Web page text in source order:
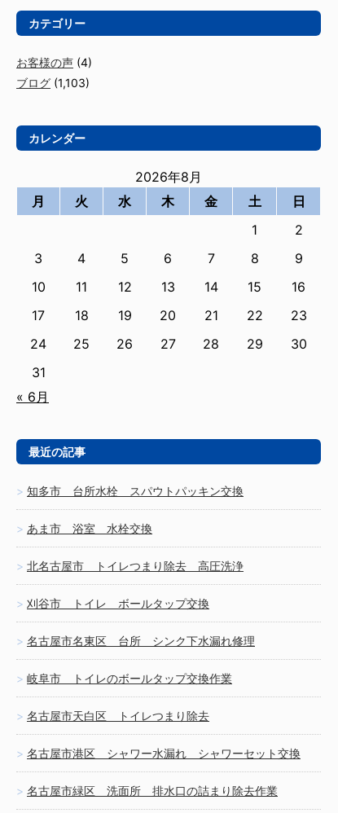
カテゴリー
お客様の声 (4)
ブログ (1,103)
カレンダー
2026年8月
月
火 水 木 金 土
日
1
2
3
4 5 6 7 8
9
10
11 12 13 14 15
16
17
18 19 20 21 22
23
24
25 26 27 28 29
30
31
« 6月
最近の記事
知多市 台所水栓 スパウトパッキン交換
あま市 浴室 水栓交換
北名古屋市 トイレつまり除去 高圧洗浄
刈谷市 トイレ ボールタップ交換
名古屋市名東区 台所 シンク下水漏れ修理
岐阜市 トイレのボールタップ交換作業
名古屋市天白区 トイレつまり除去
名古屋市港区 シャワー水漏れ シャワーセット交換
名古屋市緑区 洗面所 排水口の詰まり除去作業